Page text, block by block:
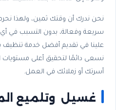
نحن ندرك أن وقتك ثمين، ولهذا
سريعة وفعالة، بدون التسبب في أي
علينا في تقديم أفضل خدمة تنظيف
نسعى دائمًا لتحقيق أعلى مستويات
أسرتك أو زملائك في العمل.
غسيل وتلميع